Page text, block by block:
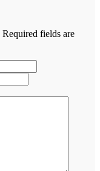
Required fields are